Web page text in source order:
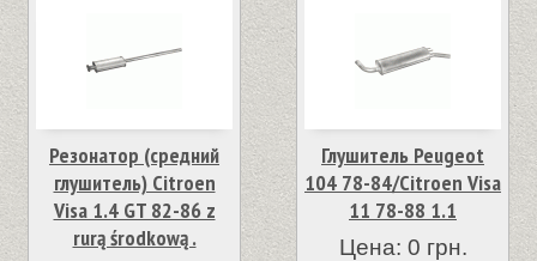
Резонатор (средний
глушитель) Citroen
Visa 1.4 GT 82-86 z
rurą środkową .
Глушитель Peugeot
104 78-84/Citroen Visa
11 78-88 1.1
Цена: 0 грн.